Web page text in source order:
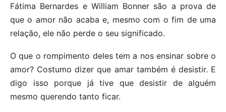
Fátima Bernardes e William Bonner são a prova de
que o amor não acaba e, mesmo com o fim de uma
relação, ele não perde o seu significado.
O que o rompimento deles tem a nos ensinar sobre o
amor? Costumo dizer que amar também é desistir. E
digo isso porque já tive que desistir de alguém
mesmo querendo tanto ficar.